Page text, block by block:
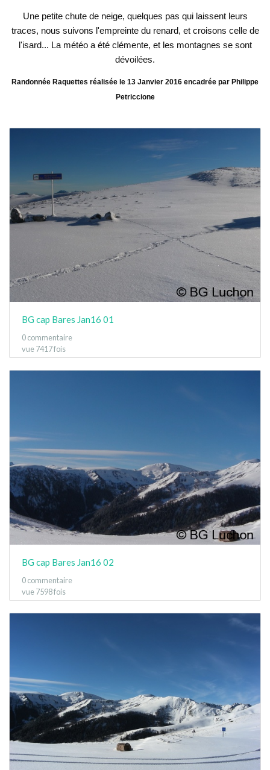
Une petite chute de neige, quelques pas qui laissent leurs
traces, nous suivons l'empreinte du renard, et croisons celle de
l'isard... La météo a été clémente, et les montagnes se sont
dévoilées.
Randonnée Raquettes réalisée le 13 Janvier 2016 encadrée par Philippe
Petriccione
BG cap Bares Jan16 01
0 commentaire
vue 7417 fois
BG cap Bares Jan16 02
0 commentaire
vue 7598 fois